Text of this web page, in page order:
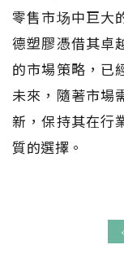
零售市场中巨大
德塑膠憑借其卓
的市場策略，已
未來，隨著市場
新，保持其在行
質的選擇。